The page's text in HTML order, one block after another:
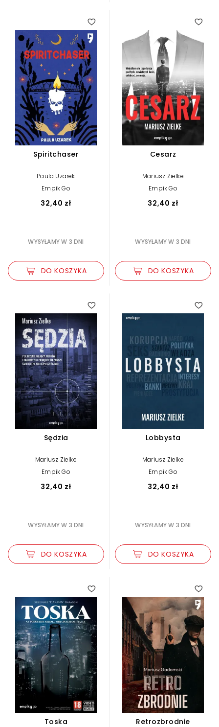
Spiritchaser
Paula Uzarek
Empik Go
32,40 zł
WYSYŁAMY W 3 DNI
DO KOSZYKA
Cesarz
Mariusz Zielke
Empik Go
32,40 zł
WYSYŁAMY W 3 DNI
DO KOSZYKA
Sędzia
Mariusz Zielke
Empik Go
32,40 zł
WYSYŁAMY W 3 DNI
DO KOSZYKA
Lobbysta
Mariusz Zielke
Empik Go
32,40 zł
WYSYŁAMY W 3 DNI
DO KOSZYKA
Toska Retrozbrodnie